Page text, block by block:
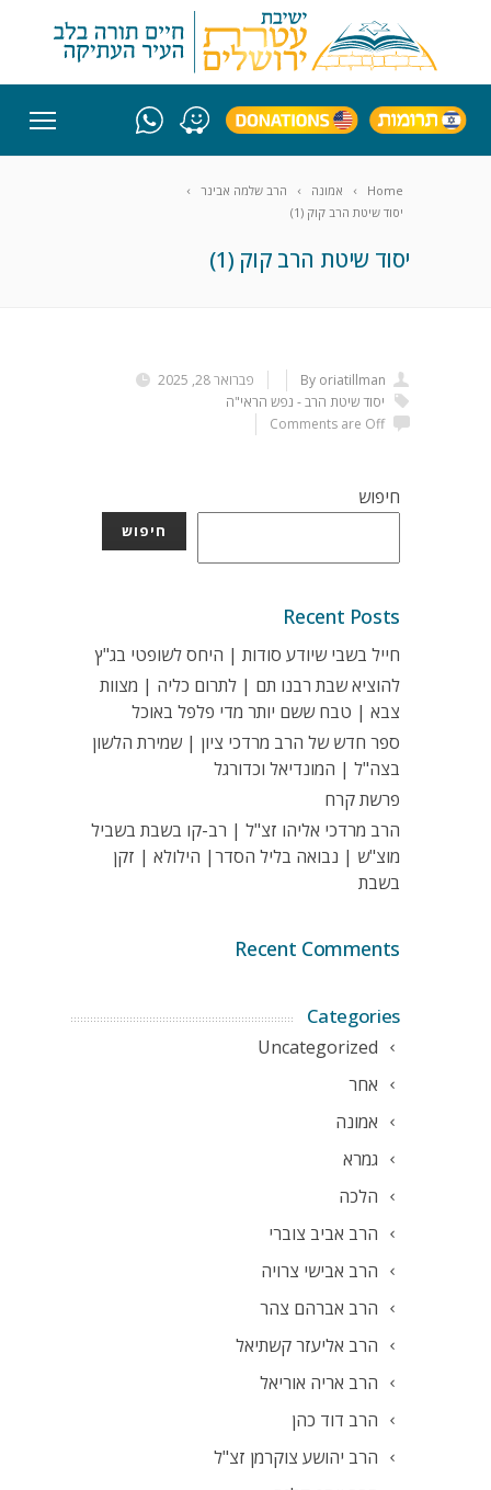
Home אמונה
הרב שלמה אבינר
יסוד שיטת הרב קוק (1)
יסוד שיטת הרב קוק (1)
פברואר 28, 2025 By oriatillman
Comments are Off
יסוד שיטת הרב - נפש הראי"ה
חיפוש
חיפוש
Recent Posts
חייל בשבי שיודע סודות | היחס לשופטי בג"ץ
להוציא שבת רבנו תם | לתרום כליה | מצוות
צבא | טבח ששם יותר מדי פלפל באוכל
ספר חדש של הרב מרדכי ציון | שמירת הלשון
בצה"ל | המונדיאל וכדורגל
פרשת קרח
הרב מרדכי אליהו זצ"ל | רב-קו בשבת בשביל
מוצ"ש | נבואה בליל הסדר| הילולא | זקן
בשבת
Recent Comments
Categories
Uncategorized
אחר
אמונה
גמרא
הלכה
הרב אביב צוברי
הרב אבישי צרויה
הרב אברהם צהר
הרב אליעזר קשתיאל
הרב אריה אוריאל
הרב דוד כהן
הרב יהושע צוקרמן זצ"ל